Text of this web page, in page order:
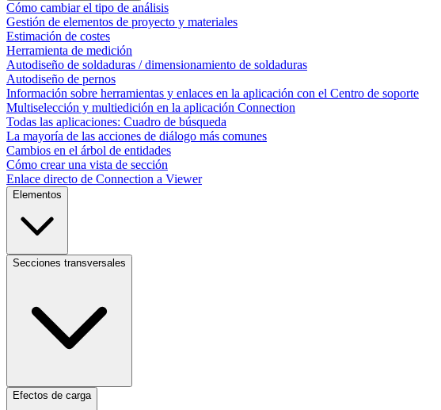
Cómo cambiar el tipo de análisis
Gestión de elementos de proyecto y materiales
Estimación de costes
Herramienta de medición
Autodiseño de soldaduras / dimensionamiento de soldaduras
Autodiseño de pernos
Información sobre herramientas y enlaces en la aplicación con el Centro de soporte
Multiselección y multiedición en la aplicación Connection
Todas las aplicaciones: Cuadro de búsqueda
La mayoría de las acciones de diálogo más comunes​
Cambios en el árbol de entidades
Cómo crear una vista de sección
Enlace directo de Connection a Viewer
Elementos
Secciones transversales
Efectos de carga